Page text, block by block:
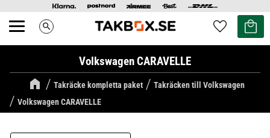
Meny search Favoriter
Kundvagn
Volkswagen CARAVELLE
Takräcke kompletta paket
Takräcken till Volkswagen
Volkswagen CARAVELLE